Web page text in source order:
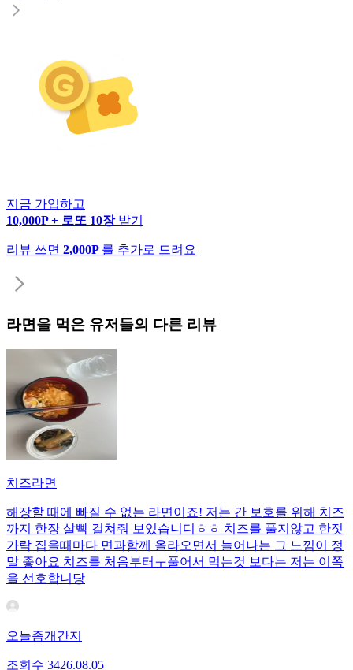
지금 가입하고
10,000P + 로또 10장 받기
리뷰 쓰면 2,000P 를 추가로 드려요
라면 을 먹은 유저들의 다른 리뷰
치즈라면
해장할 때에 빠질 수 없는 라면이죠! 저는 간 보호를 위해 치즈
까지 한장 살빡 걸쳐줘 보있습니디ㅎㅎ 치즈를 풀지않고 한젓
가락 집을때마다 면과함께 올라오면서 늘어나는 그 느낌이 정
말 좋아요 치즈를 처음부터ㅜ풀어서 먹는것 보다는 저는 이쪽
을 선호합니당
오늘좀개간지
조회수 3426.08.05